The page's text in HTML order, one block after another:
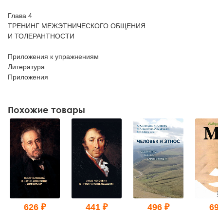
Глава 4
ТРЕНИНГ МЕЖЭТНИЧЕСКОГО ОБЩЕНИЯ
И ТОЛЕРАНТНОСТИ
Приложения к упражнениям
Литература
Приложения
Похожие товары
626 ₽ 441 ₽ 496 ₽